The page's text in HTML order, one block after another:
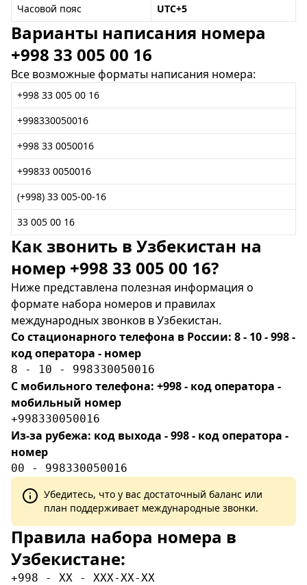
Часовой пояс
UTC+5
Варианты написания номера
+998 33 005 00 16
Все возможные форматы написания номера:
+998 33 005 00 16
+998330050016
+998 33 0050016
+99833 0050016
(+998) 33 005-00-16
33 005 00 16
Как звонить в Узбекистан на
номер +998 33 005 00 16?
Ниже представлена полезная информация о
формате набора номеров и правилах
международных звонков в Узбекистан.
Со стационарного телефона в России: 8 - 10 - 998 -
код оператора - номер
8 - 10 - 998330050016
С мобильного телефона: +998 - код оператора -
мобильный номер
+998330050016
Из-за рубежа: код выхода - 998 - код оператора -
номер
00 - 998330050016
Убедитесь, что у вас достаточный баланс или
план поддерживает международные звонки.
Правила набора номера в
Узбекистане:
+998 - XX - XXX-XX-XX